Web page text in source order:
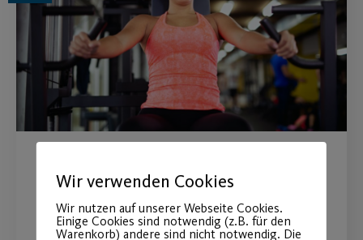
Studien-Ergebnisse
“Schlank & fit für den
Sommer”
Wir verwenden Cookies
Wir nutzen auf unserer Webseite Cookies.
Einige Cookies sind notwendig (z.B. für den
Warenkorb) andere sind nicht notwendig. Die